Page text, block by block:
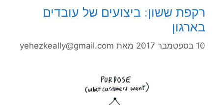
רקפת ששון: ביצועים של עובדים
בארגון
10 בספטמבר 2017 מאת yehezkeally@gmail.com